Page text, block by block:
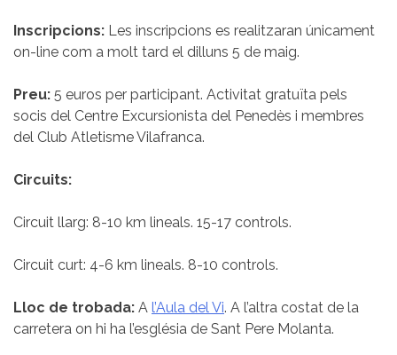
Inscripcions: Les inscripcions es realitzaran únicament
on-line com a molt tard el dilluns 5 de maig.
Preu: 5 euros per participant. Activitat gratuïta pels
socis del Centre Excursionista del Penedès i membres
del Club Atletisme Vilafranca.
Circuits:
Circuit llarg: 8-10 km lineals. 15-17 controls.
Circuit curt: 4-6 km lineals. 8-10 controls.
Lloc de trobada: A l’Aula del Vi. A l’altra costat de la
carretera on hi ha l’església de Sant Pere Molanta.